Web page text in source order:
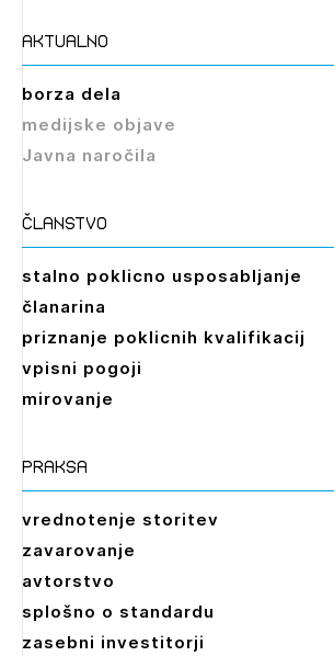
aktualno
borza dela
medijske objave
Javna naročila
članstvo
stalno poklicno usposabljanje
članarina
priznanje poklicnih kvalifikacij
vpisni pogoji
mirovanje
praksa
vrednotenje storitev
zavarovanje
avtorstvo
splošno o standardu
zasebni investitorji